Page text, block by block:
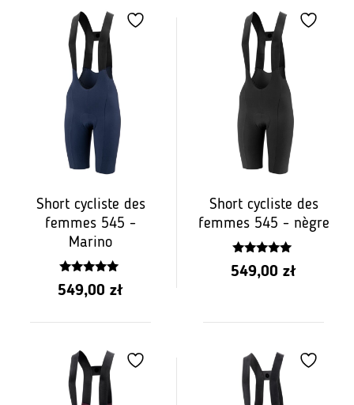
Short cycliste des
femmes 545 -
Marino
5.00
z 5
549,00 zł
Short cycliste des
femmes 545 - nègre
5.00
z 5
549,00 zł